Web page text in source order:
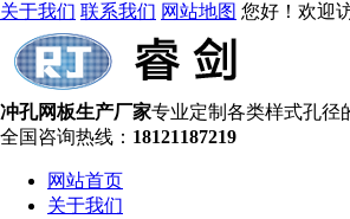
关于我们 联系我们 网站地图 您好！欢迎
冲孔网板生产厂家专业定制各类样式孔径
全国咨询热线： 18121187219
网站首页
关于我们